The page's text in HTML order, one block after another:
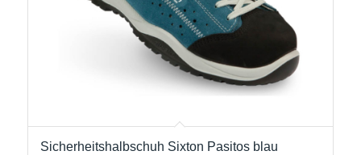
Sicherheitshalbschuh Sixton Pasitos blau